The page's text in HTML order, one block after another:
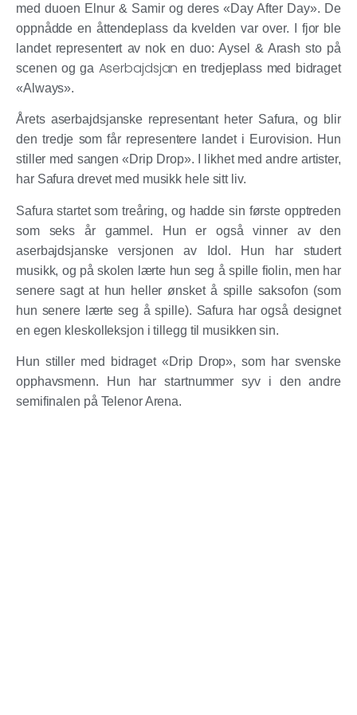
med duoen Elnur & Samir og deres «Day After Day». De
oppnådde en åttendeplass da kvelden var over. I fjor ble
landet representert av nok en duo: Aysel & Arash sto på
scenen og ga Aserbajdsjan en tredjeplass med bidraget
«Always».
Årets aserbajdsjanske representant heter Safura, og blir
den tredje som får representere landet i Eurovision. Hun
stiller med sangen «Drip Drop». I likhet med andre artister,
har Safura drevet med musikk hele sitt liv.
Safura startet som treåring, og hadde sin første opptreden
som seks år gammel. Hun er også vinner av den
aserbajdsjanske versjonen av Idol. Hun har studert
musikk, og på skolen lærte hun seg å spille fiolin, men har
senere sagt at hun heller ønsket å spille saksofon (som
hun senere lærte seg å spille). Safura har også designet
en egen kleskolleksjon i tillegg til musikken sin.
Hun stiller med bidraget «Drip Drop», som har svenske
opphavsmenn. Hun har startnummer syv i den andre
semifinalen på Telenor Arena.